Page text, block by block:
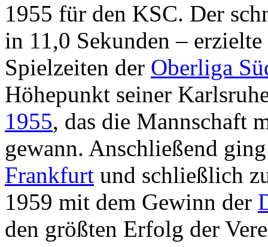
1955 für den KSC. Der
in 11,0 Sekunden –
Spielzeiten der Oberliga
Höhepunkt seiner
1955, das die Mannschaft
gewann. Anschließend
Frankfurt und schließlich
1959 mit dem Gewinn der
den größten Erfolg der